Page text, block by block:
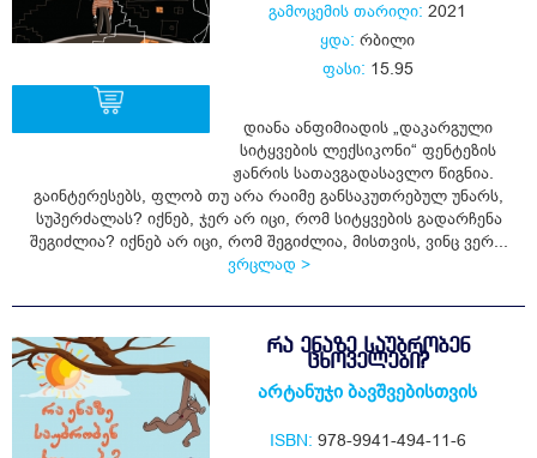
გამოცემის თარიღი: 2021
ყდა: რბილი
ფასი: 15.95
დიანა ანფიმიადის „დაკარგული
სიტყვების ლექსიკონი“ ფენტეზის
ჟანრის სათავგადასავლო წიგნია.
გაინტერესებს, ფლობ თუ არა რაიმე განსაკუთრებულ უნარს,
სუპერძალას? იქნებ, ჯერ არ იცი, რომ სიტყვების გადარჩენა
შეგიძლია? იქნებ არ იცი, რომ შეგიძლია, მისთვის, ვინც ვერ...
ვრცლად >
ᲠᲐ ᲔᲜᲐᲖᲔ ᲡᲐᲣᲑᲠᲝᲑᲔᲜ
ᲪᲮᲝᲕᲔᲚᲔᲑᲘ?
არტანუჯი ბავშვებისთვის
ISBN: 978-9941-494-11-6